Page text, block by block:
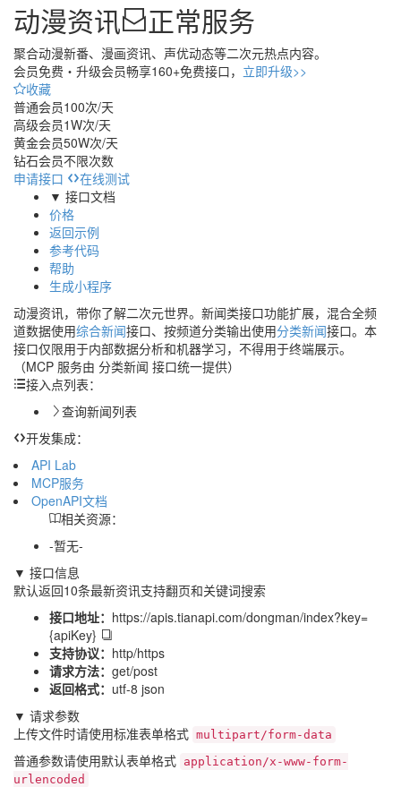
动漫资讯 正常服务
聚合动漫新番、漫画资讯、声优动态等二次元热点内容。
会员免费・ 升级会员畅享160+免费接口， 立即升级>>
收藏
普通会员100次/天
高级会员1W次/天
黄金会员50W次/天
钻石会员不限次数
申请接口
在线测试
▼ 接口文档
价格
返回示例
参考代码
帮助
生成小程序
动漫资讯，带你了解二次元世界。新闻类接口功能扩展，混合全频
道数据使用综合新闻接口、按频道分类输出使用分类新闻接口。本
接口仅限用于内部数据分析和机器学习，不得用于终端展示。
（MCP 服务由 分类新闻 接口统一提供）
接入点列表：
查询新闻列表
开发集成：
API Lab
MCP服务
OpenAPI文档
相关资源：
-暂无-
▼ 接口信息
默认返回10条最新资讯支持翻页和关键词搜索
接口地址： https://apis.tianapi.com/dongman/index?key=
{apiKey}
支持协议： http/https
请求方法： get/post
返回格式： utf-8 json
▼ 请求参数
上传文件时请使用标准表单格式 multipart/form-data
普通参数请使用默认表单格式 application/x-www-form-
urlencoded